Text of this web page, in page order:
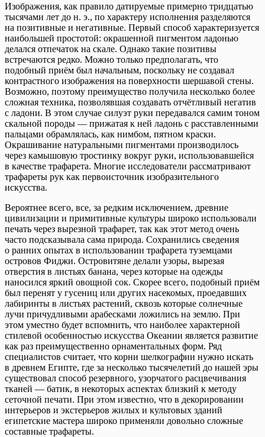
Изображения, как правило датируемые примерно тридцатью
тысячами лет до н. э., по характеру исполнения разделяются
на позитивные и негативные. Первый способ характеризуется
наибольшей простотой: окрашенной пигментом ладонью
делался отпечаток на скале. Однако такие позитивы
встречаются редко. Можно только предполагать, что
подобный приём был начальным, поскольку не создавал
контрастного изображения на поверхности шершавой стены.
Возможно, поэтому преимущество получила несколько более
сложная техника, позволявшая создавать отчётливый негатив
с ладони. В этом случае силуэт руки передавался самим тоном
скальной породы — прижатая к ней ладонь с расставленными
пальцами обрамлялась, как нимбом, пятном краски.
Окрашивание натуральными пигментами производилось
через камышовую тростинку вокруг руки, использовавшейся
в качестве трафарета. Многие исследователи рассматривают
трафареты рук как первоисточник изобразительного
искусства.
Вероятнее всего, все, за редким исключением, древние
цивилизации и примитивные культуры широко использовали
печать через вырезной трафарет, так как этот метод очень
часто подсказывала сама природа. Сохранились сведения
о ранних опытах в использовании трафарета туземцами
островов Фиджи. Островитяне делали узоры, вырезая
отверстия в листьях банана, через которые на одежды
наносился яркий овощной сок. Скорее всего, подобный приём
был перенят у гусениц или других насекомых, проедавших
лабиринты в листьях растений, сквозь которые солнечные
лучи причудливыми арабесками ложились на землю. При
этом уместно будет вспомнить, что наиболее характерной
стилевой особенностью искусства Океании является развитие
как раз преимущественно орнаментальных форм. Ряд
специалистов считает, что корни шелкографии нужно искать
в древнем Египте, где за несколько тысячелетий до нашей эры
существовал способ резервного, узорчатого расцвечивания
тканей — батик, в некоторых аспектах близкий к методу
сеточной печати. При этом известно, что в декорировании
интерьеров и экстерьеров жилых и культовых зданий
египетские мастера широко применяли довольно сложные
составные трафареты.